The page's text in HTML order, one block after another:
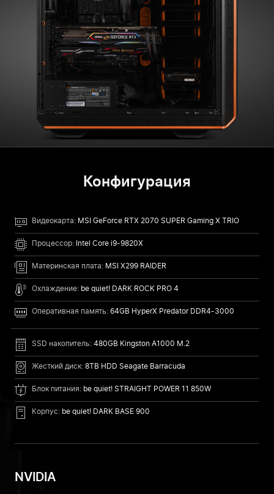
Конфигурация
Видеокарта: MSI GeForce RTX 2070 SUPER Gaming X TRIO
Процессор: Intel Core i9-9820X
Материнская плата: MSI X299 RAIDER
Охлаждение: be quiet! DARK ROCK PRO 4
Оперативная память: 64GB HyperX Predator DDR4-3000
SSD накопитель: 480GB Kingston A1000 M.2
Жесткий диск: 8TB HDD Seagate Barracuda
Блок питания: be quiet! STRAIGHT POWER 11 850W
Корпус: be quiet! DARK BASE 900
NVIDIA